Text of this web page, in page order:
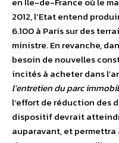
2012, l’Etat entend
6.100 à Paris sur des
ministre. En revanche,
besoin de nouvelles
incités à acheter dans
l’entretien du parc
l’effort de réduction des
dispositif devrait
auparavant, et permettra